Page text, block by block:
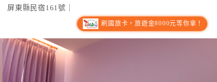
行
台
灣
屏東縣民宿161號｜
刷國旅卡，旅遊金8000元等你拿！